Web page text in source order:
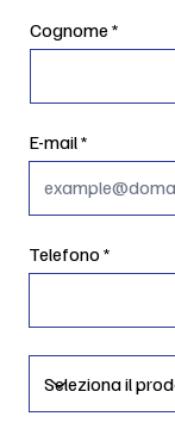
Cognome
E-mail
Telefono